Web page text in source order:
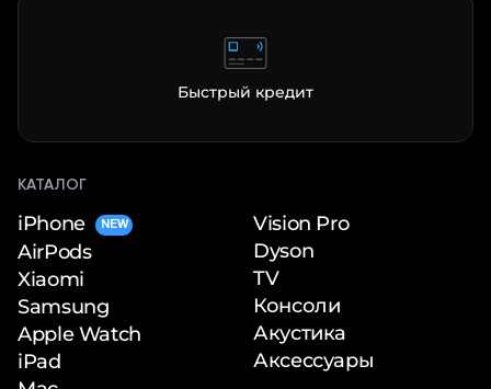
Быстрый кредит
КАТАЛОГ
iPhone NEW
AirPods
Xiaomi
Samsung
Apple Watch
iPad
Vision Pro
Dyson
TV
Консоли
Акустика
Аксессуары